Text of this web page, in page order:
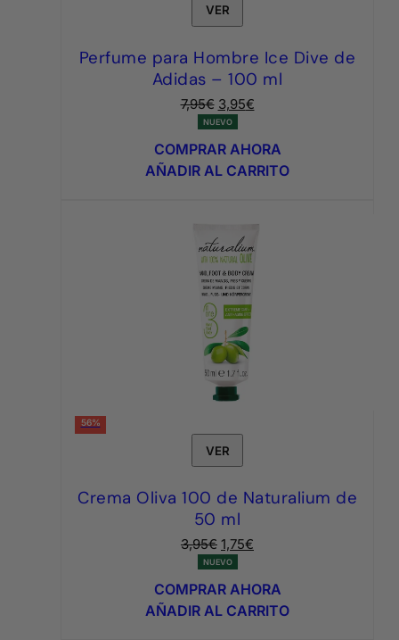
VER
Perfume para Hombre Ice Dive de
Adidas – 100 ml
7,95€ El
precio
original
era:
3,95€El
actual
es:
NUEVO
COMPRAR AHORA
AÑADIR AL CARRITO
56%
VER
Crema Oliva 100 de Naturalium de
50 ml
3,95€ El
precio
original
era:
1,75€
actual
es:
NUEVO
COMPRAR AHORA
AÑADIR AL CARRITO